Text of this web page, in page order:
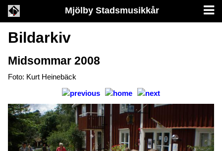
Mjölby Stadsmusikkår
Bildarkiv
Midsommar 2008
Foto: Kurt Heinebäck